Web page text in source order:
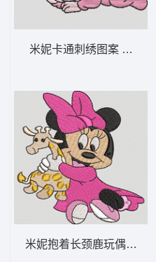
米妮卡通刺绣图案 米妮
米妮抱着长颈鹿玩偶 米妮